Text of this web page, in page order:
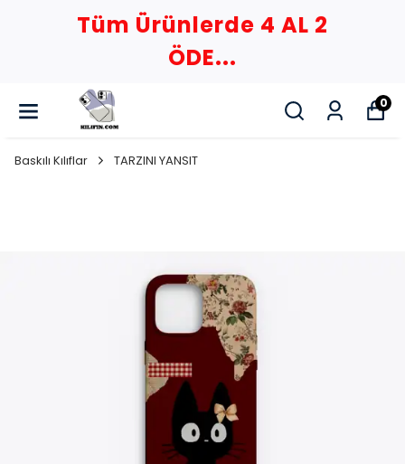
Tüm Ürünlerde 4 AL 2
ÖDE...
0
Baskılı Kılıflar TARZINI YANSIT